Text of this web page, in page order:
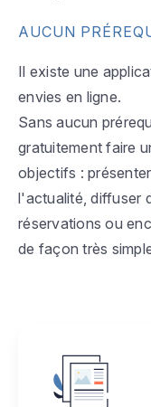
AUCUN
Il existe une
envies en ligne.
Sans aucun
gratuitement faire
objectifs :
l'actualité, diffuser
réservations ou
de façon très